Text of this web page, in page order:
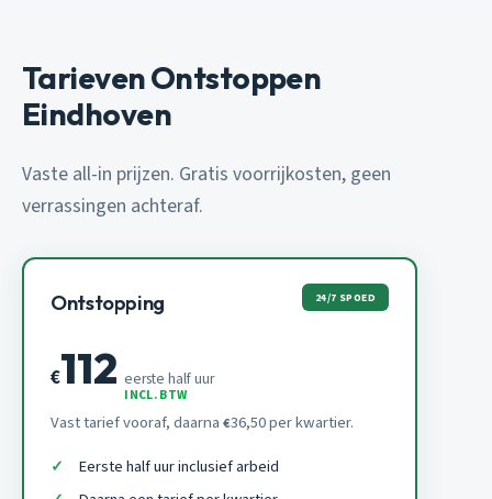
Tarieven Ontstoppen
Eindhoven
Vaste all-in prijzen. Gratis voorrijkosten, geen
verrassingen achteraf.
Ontstopping 24/7 SPOED
€112 eerste half uur
INCL. BTW
Vast tarief vooraf, daarna €36,50 per kwartier.
Eerste half uur inclusief arbeid